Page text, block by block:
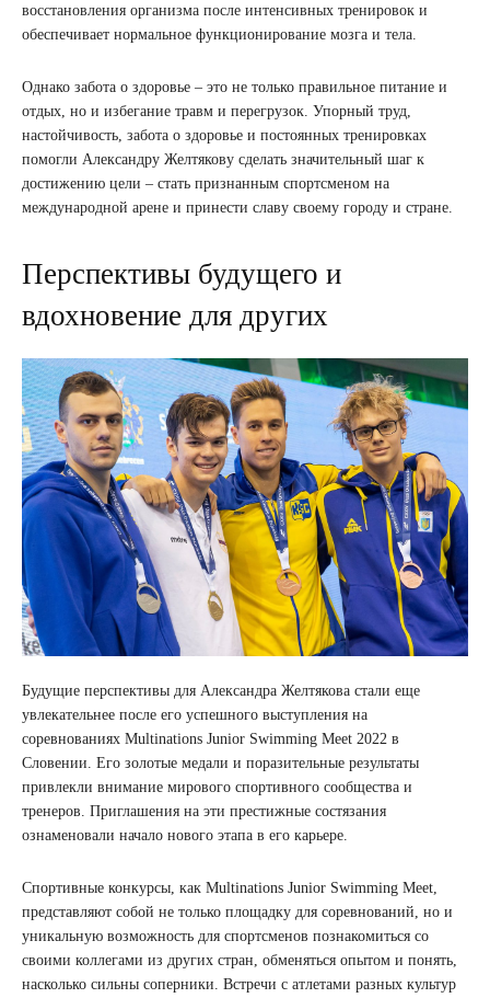
восстановления организма после интенсивных тренировок и
обеспечивает нормальное функционирование мозга и тела.
Однако забота о здоровье – это не только правильное питание и
отдых, но и избегание травм и перегрузок. Упорный труд,
настойчивость, забота о здоровье и постоянных тренировках
помогли Александру Желтякову сделать значительный шаг к
достижению цели – стать признанным спортсменом на
международной арене и принести славу своему городу и стране.
Перспективы будущего и
вдохновение для других
Будущие перспективы для Александра Желтякова стали еще
увлекательнее после его успешного выступления на
соревнованиях Multinations Junior Swimming Meet 2022 в
Словении. Его золотые медали и поразительные результаты
привлекли внимание мирового спортивного сообщества и
тренеров. Приглашения на эти престижные состязания
ознаменовали начало нового этапа в его карьере.
Спортивные конкурсы, как Multinations Junior Swimming Meet,
представляют собой не только площадку для соревнований, но и
уникальную возможность для спортсменов познакомиться со
своими коллегами из других стран, обменяться опытом и понять,
насколько сильны соперники. Встречи с атлетами разных культур